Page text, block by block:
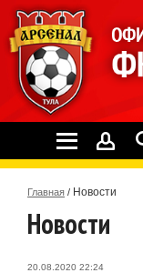
Главная / Новости
Новости
20.08.2020 22:24